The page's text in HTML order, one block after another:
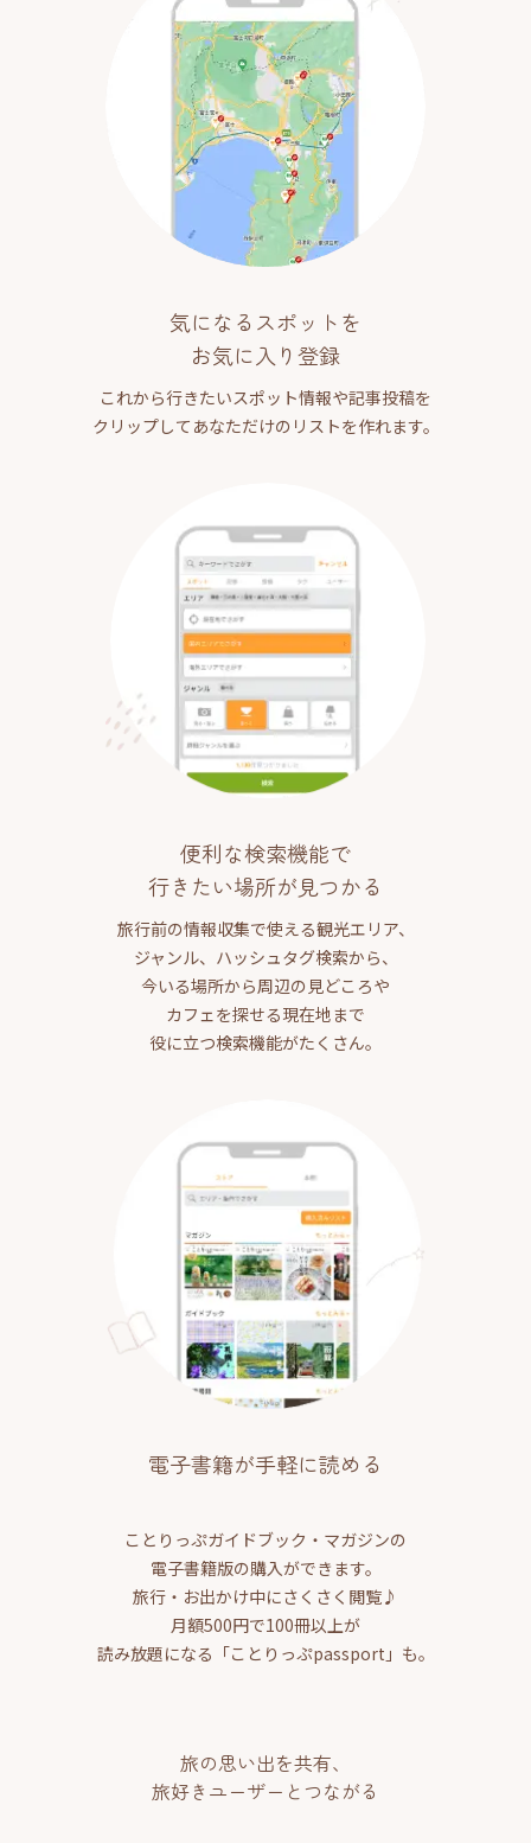
気になるスポットを
お気に入り登録
これから行きたいスポット情報や記事投稿を
クリップしてあなただけのリストを作れます。
便利な検索機能で
行きたい場所が見つかる
旅行前の情報収集で使える観光エリア、
ジャンル、ハッシュタグ検索から、
今いる場所から周辺の見どころや
カフェを探せる現在地まで
役に立つ検索機能がたくさん。
電子書籍が手軽に読める
ことりっぷガイドブック・マガジンの
電子書籍版の購入ができます。
旅行・お出かけ中にさくさく閲覧♪
月額500円で100冊以上が
読み放題になる「ことりっぷpassport」も。
旅の思い出を共有、
旅好きユーザーとつながる